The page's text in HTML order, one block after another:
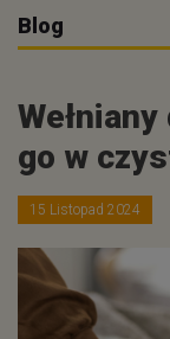
Blog
go w
15 Listopad 2024